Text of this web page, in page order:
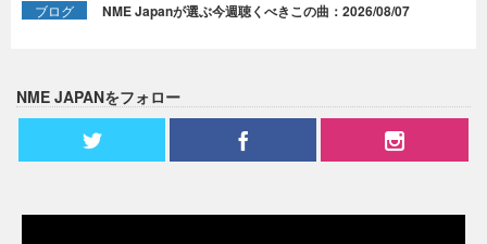
ブログ NME Japanが選ぶ今週聴くべきこの曲：2026/08/07
NME JAPANをフォロー